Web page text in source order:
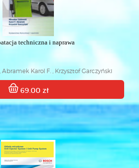
techniczna i naprawa
Abramek Karol F. , Krzysztof Garczyński
69.00 zł